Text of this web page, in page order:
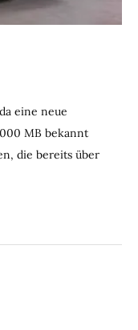
eine neue
MB bekannt
die bereits über